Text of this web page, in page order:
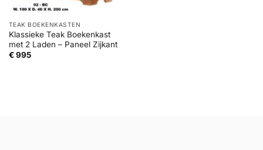
TEAK BOEKENKASTEN
Klassieke Teak Boekenkast
met 2 Laden – Paneel Zijkant
€995